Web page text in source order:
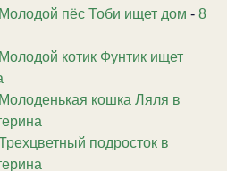
Молодой пёс Тоби ищет дом - 8
Молодой котик Фунтик ищет
Молоденькая кошка Ляля в
подросток в